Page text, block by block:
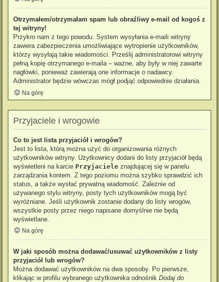
Otrzymałem/otrzymałam spam lub obraźliwy e-mail od kogoś z
tej witryny!
Przykro nam z tego powodu. System wysyłania e-maili witryny
zawiera zabezpieczenia umożliwiające wytropienie użytkowników,
którzy wysyłają takie wiadomości. Prześlij administratorowi witryny
pełną kopię otrzymanego e-maila – ważne, aby były w niej zawarte
nagłówki, ponieważ zawierają one informacje o nadawcy.
Administrator będzie wówczas mógł podjąć odpowiednie działania.
Na górę
Przyjaciele i wrogowie
Co to jest lista przyjaciół i wrogów?
Jest to lista, którą można użyć do organizowania różnych
użytkowników witryny. Użytkownicy dodani do listy przyjaciół będą
wyświetleni na karcie Przyjaciele znajdującej się w panelu
zarządzania kontem. Z tego poziomu można szybko sprawdzić ich
status, a także wysłać prywatną wiadomość. Zależnie od
używanego stylu witryny, posty tych użytkowników mogą być
wyróżniane. Jeśli użytkownik zostanie dodany do listy wrogów,
wszystkie posty przez niego napisane domyślnie nie będą
wyświetlane.
Na górę
W jaki sposób można dodawać/usuwać użytkowników z listy
przyjaciół lub wrogów?
Można dodawać użytkowników na dwa sposoby. Po pierwsze,
klikając w profilu wybranego użytkownika odnośnik Dodaj do